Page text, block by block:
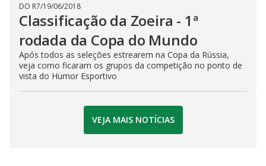
DO R7/19/06/2018
Classificação da Zoeira - 1ª
rodada da Copa do Mundo
Após todos as seleções estrearem na Copa da Rússia,
veja como ficaram os grupos da competição no ponto de
vista do Humor Esportivo
VEJA MAIS NOTÍCIAS